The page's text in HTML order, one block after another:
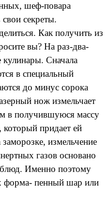
шеф-повара
секреты.
Как получить из
вы? На раз-два-
кулинары. Сначала
в специальный
до минус сорока
нож измельчает
в получившуюся массу
который придает ей
измельчение
газов основано
Именно поэтому
форма- пенный шар или